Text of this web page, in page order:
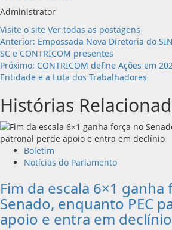
Administrator
Visite o site Ver todas as postagens
Navegação
de
artigos
Anterior: Empossada Nova Diretoria do
SC e CONTRICOM presentes
Próximo: CONTRICOM define Ações em
Entidade e a Luta dos Trabalhadores
Histórias
Boletim
Notícias do Parlamento
Fim da escala 6×1 ganha
Senado, enquanto PEC
apoio e entra em declínio